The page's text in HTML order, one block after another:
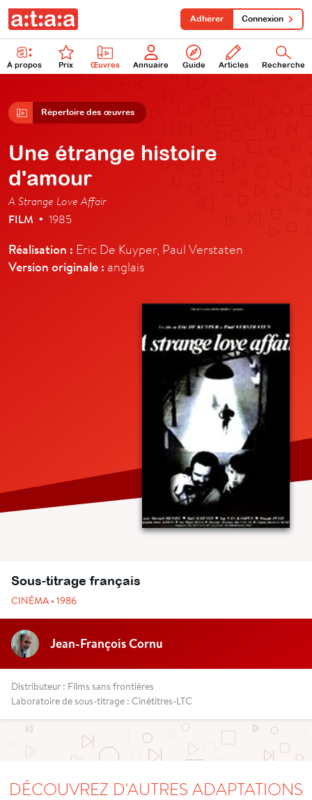
À propos Prix Œuvres Annuaire Guide Articles Recherche
Adhérer Connexion
Répertoire des œuvres
Une étrange histoire
d'amour
A Strange Love Affair
FILM • 1985
Réalisation : Eric De Kuyper, Paul Verstaten
Version originale : anglais
Sous-titrage français
CINÉMA • 1986
Jean-François Cornu
Distributeur : Films sans frontières
Laboratoire de sous-titrage : Cinétitres-LTC
DÉCOUVREZ D'AUTRES ADAPTATIONS